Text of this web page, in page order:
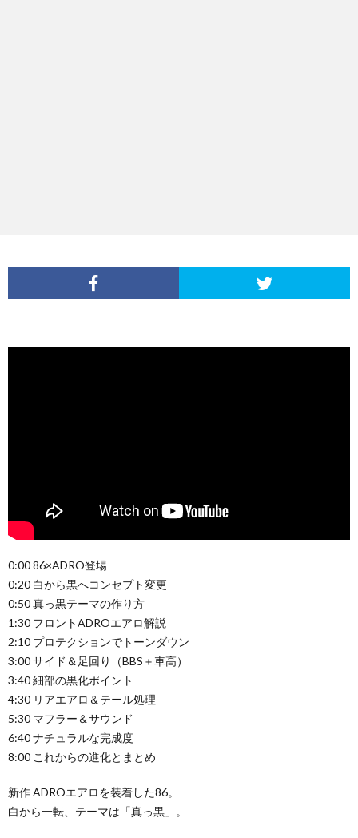
0:00 86×ADRO登場
0:20 白から黒へコンセプト変更
0:50 真っ黒テーマの作り方
1:30 フロントADROエアロ解説
2:10 プロテクションでトーンダウン
3:00 サイド＆足回り（BBS＋車高）
3:40 細部の黒化ポイント
4:30 リアエアロ＆テール処理
5:30 マフラー＆サウンド
6:40 ナチュラルな完成度
8:00 これからの進化とまとめ
新作 ADROエアロを装着した86。
白から一転、テーマは「真っ黒」。